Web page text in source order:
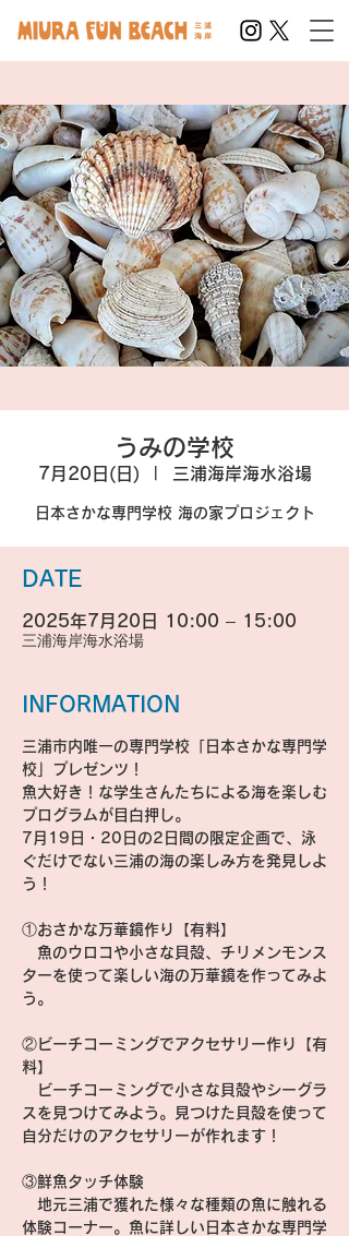
うみの学校
7月20日(日) 三浦海岸海水浴場
日本さかな専門学校 海の家プロジェクト
DATE
2025年7月20日 10:00 – 15:00
三浦海岸海水浴場
INFORMATION
三浦市内唯一の専門学校「日本さかな専門学
校」プレゼンツ！
魚大好き！な学生さんたちによる海を楽しむ
プログラムが目白押し。
7月19日・20日の2日間の限定企画で、泳
ぐだけでない三浦の海の楽しみ方を発見しよ
う！
①おさかな万華鏡作り【有料】
魚のウロコや小さな貝殻、チリメンモンス
ターを使って楽しい海の万華鏡を作ってみよ
う。
②ビーチコーミングでアクセサリー作り【有
料】
ビーチコーミングで小さな貝殻やシーグラ
スを見つけてみよう。見つけた貝殻を使って
自分だけのアクセサリーが作れます！
③鮮魚タッチ体験
地元三浦で獲れた様々な種類の魚に触れる
体験コーナー。魚に詳しい日本さかな専門学